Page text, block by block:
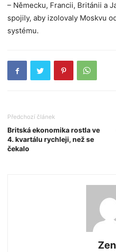
– Německu, Francii, Británii a
spojily, aby izolovaly Moskvu
systému.
Předchozí článek
Britská ekonomika rostla ve
4. kvartálu rychleji, než se
čekalo